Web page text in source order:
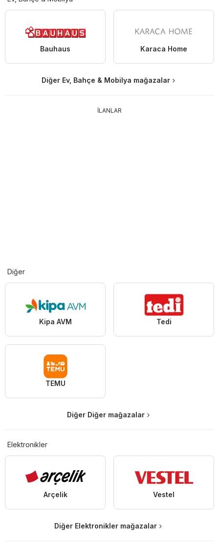
Bauhaus Karaca Home
Diğer Ev, Bahçe & Mobilya mağazalar
İLANLAR
Diğer
Kipa AVM Tedi
TEMU
Diğer Diğer mağazalar
Elektronikler
Arçelik Vestel
Diğer Elektronikler mağazalar